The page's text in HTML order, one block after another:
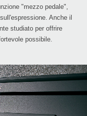
"mezzo pedale",
Anche il
studiato per offrire
possibile.